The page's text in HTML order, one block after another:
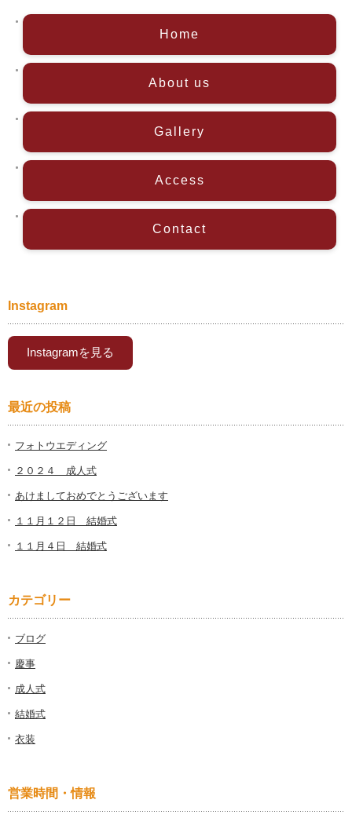
Home
About us
Gallery
Access
Contact
Instagram
Instagramを見る
最近の投稿
フォトウエディング
２０２４ 成人式
あけましておめでとうございます
１１月１２日 結婚式
１１月４日 結婚式
カテゴリー
ブログ
慶事
成人式
結婚式
衣装
営業時間・情報